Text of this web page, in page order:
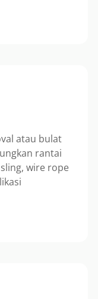
atau bulat
rantai
wire rope